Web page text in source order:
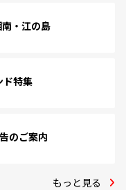
・江の島
ド特集
のご案内
もっと見る